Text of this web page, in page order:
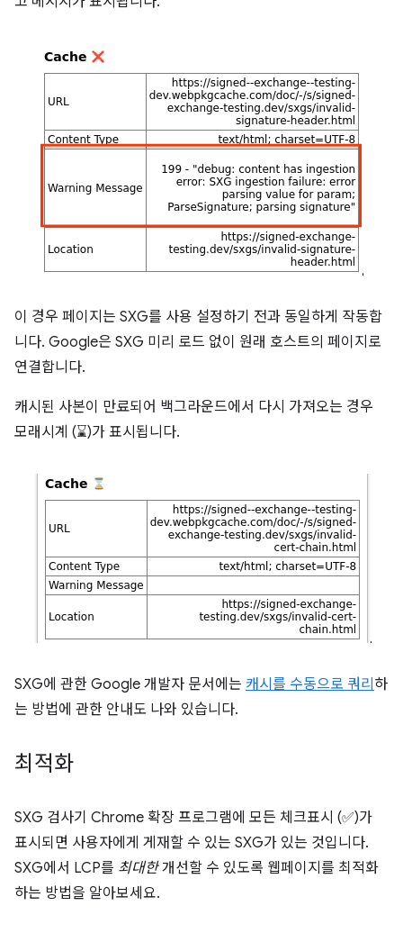
이 경우 페이지는 SXG를 사용 설정하기 전과 동일하게 작동합
니다. Google은 SXG 미리 로드 없이 원래 호스트의 페이지로
연결합니다.
캐시된 사본이 만료되어 백그라운드에서 다시 가져오는 경우
모래시계 (⌛)가 표시됩니다.
SXG에 관한 Google 개발자 문서에는 캐시를 수동으로 쿼리 하
는 방법에 관한 안내도 나와 있습니다.
최적화
SXG 검사기 Chrome 확장 프로그램에 모든 체크표시 (✅)가
표시되면 사용자에게 게재할 수 있는 SXG가 있는 것입니다.
SXG에서 LCP를 최대한개선할 수 있도록 웹페이지를 최적화
하는 방법을 알아보세요.